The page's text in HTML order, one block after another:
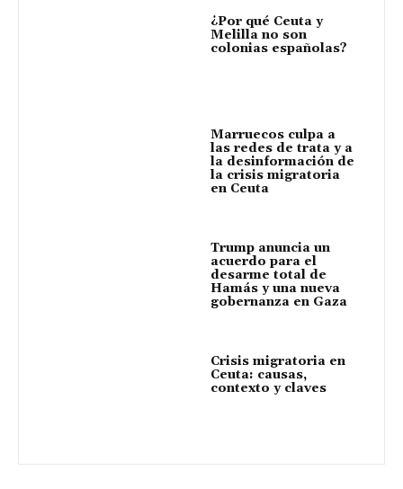
¿Por qué Ceuta y
Melilla no son
colonias españolas?
Marruecos culpa a
las redes de trata y a
la desinformación de
la crisis migratoria
en Ceuta
Trump anuncia un
acuerdo para el
desarme total de
Hamás y una nueva
gobernanza en Gaza
Crisis migratoria en
Ceuta: causas,
contexto y claves